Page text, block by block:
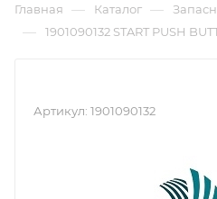
Главная — Каталог —
— 1901090132 START PUSH
Артикул: 1901090132